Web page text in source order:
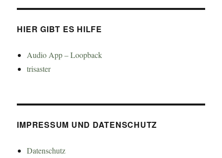
HIER GIBT ES HILFE
Audio App – Loopback
trisaster
IMPRESSUM UND DATENSCHUTZ
Datenschutz